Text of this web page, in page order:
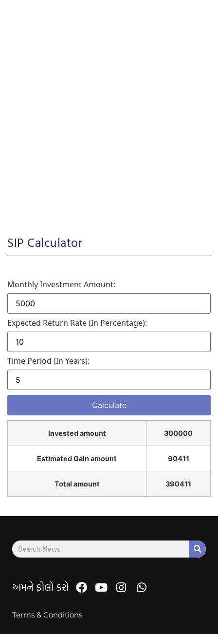
SIP Calculator
Monthly Investment Amount:
Expected Return Rate (in Percentage):
Time Period (in Years):
Invested amount 300000
Estimated Gain amount 90411
Total amount 390411
અમને ફોલો કરો
Terms & Conditions